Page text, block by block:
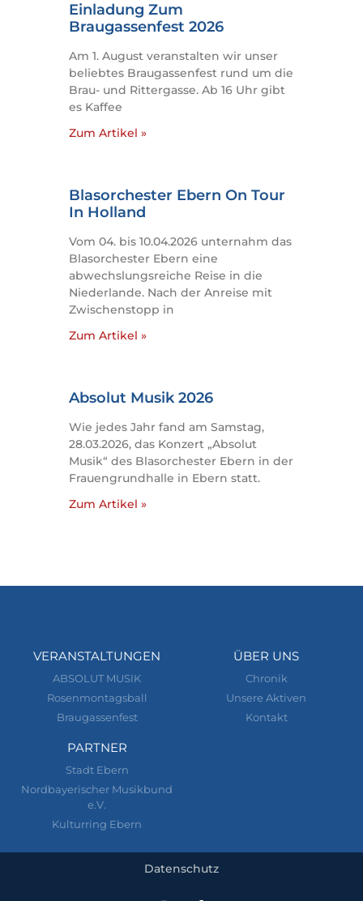
Einladung Zum
Braugassenfest 2026
Am 1. August veranstalten wir unser
beliebtes Braugassenfest rund um die
Brau- und Rittergasse. Ab 16 Uhr gibt
es Kaffee
Zum Artikel »
Blasorchester Ebern On Tour
In Holland
Vom 04. bis 10.04.2026 unternahm das
Blasorchester Ebern eine
abwechslungsreiche Reise in die
Niederlande. Nach der Anreise mit
Zwischenstopp in
Zum Artikel »
Absolut Musik 2026
Wie jedes Jahr fand am Samstag,
28.03.2026, das Konzert „Absolut
Musik“ des Blasorchester Ebern in der
Frauengrundhalle in Ebern statt.
Zum Artikel »
VERANSTALTUNGEN
ABSOLUT MUSIK
Rosenmontagsball
Braugassenfest
ÜBER UNS
Chronik
Unsere Aktiven
Kontakt
PARTNER
Stadt Ebern
Nordbayerischer Musikbund
e.V.
Kulturring Ebern
Datenschutz